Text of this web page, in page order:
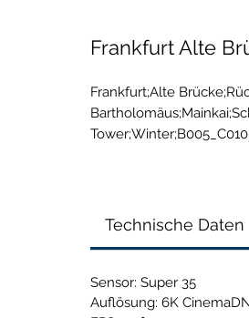
Frankfurt Alte
Frankfurt;Alte
Technische Daten
Sensor: Super 35
Auflösung: 6K